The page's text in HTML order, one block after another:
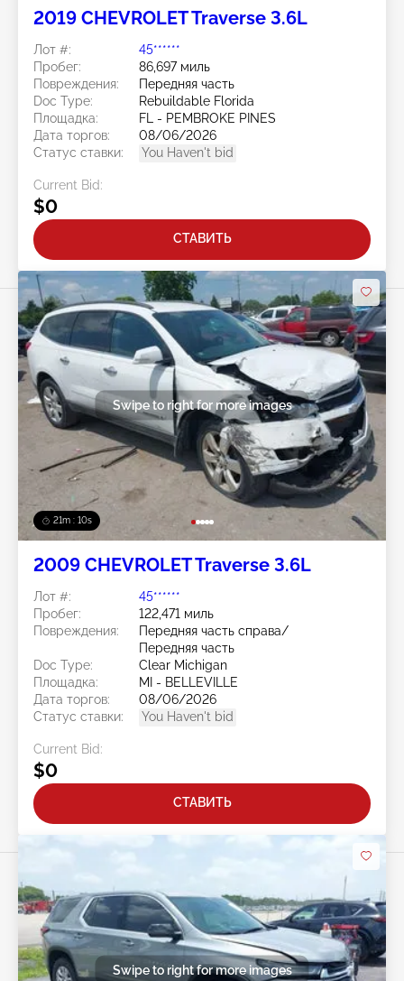
2019 CHEVROLET Traverse 3.6L
Лот #:
45******
Пробег:
86,697 миль
Повреждения:
Передняя часть
Doc Type:
Rebuildable Florida
Площадка:
FL - PEMBROKE PINES
Дата торгов:
08/06/2026
Статус ставки:
You Haven't bid
Current Bid:
$0
СТАВИТЬ
21m : 07s
Swipe to right for more images
2009 CHEVROLET Traverse 3.6L
Лот #:
45******
Пробег:
122,471 миль
Повреждения:
Передняя часть справа/
Передняя часть
Doc Type:
Clear Michigan
Площадка:
MI - BELLEVILLE
Дата торгов:
08/06/2026
Статус ставки:
You Haven't bid
Current Bid:
$0
СТАВИТЬ
Swipe to right for more images